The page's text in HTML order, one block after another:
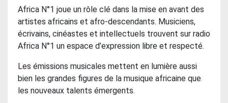
Africa N°1 joue un rôle clé dans la mise en avant des
artistes africains et afro-descendants. Musiciens,
écrivains, cinéastes et intellectuels trouvent sur radio
Africa N°1 un espace d’expression libre et respecté.
Les émissions musicales mettent en lumière aussi
bien les grandes figures de la musique africaine que
les nouveaux talents émergents.